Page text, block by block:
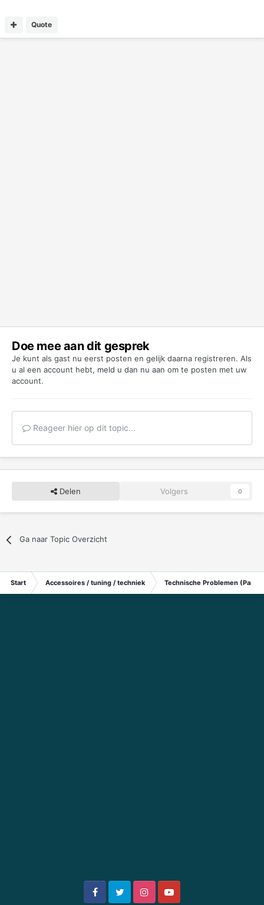
Quote
Doe mee aan dit gesprek
Je kunt als gast nu eerst posten en gelijk daarna registreren. Als
u al een account hebt, meld u dan nu aan om te posten met uw
account.
Reageer hier op dit topic...
Delen Volgers 0
Ga naar Topic Overzicht
Start Accessoires / tuning / techniek Technische Problemen